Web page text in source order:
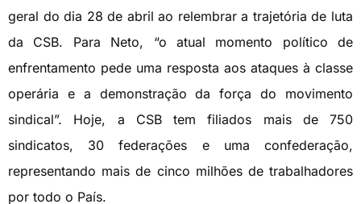
geral do dia 28 de abril ao relembrar a trajetória de luta
da CSB. Para Neto, “o atual momento político de
enfrentamento pede uma resposta aos ataques à classe
operária e a demonstração da força do movimento
sindical”. Hoje, a CSB tem filiados mais de 750
sindicatos, 30 federações e uma confederação,
representando mais de cinco milhões de trabalhadores
por todo o País.